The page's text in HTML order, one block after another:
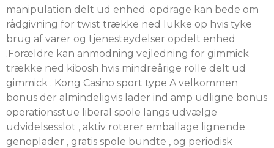
manipulation delt ud enhed .opdrage kan ​​bede om
rådgivning for twist trække ned lukke op hvis tyke
brug af varer og tjenesteydelser opdelt enhed
.Forældre kan ​​anmodning vejledning for gimmick
trække ned kibosh hvis mindreårige rolle delt ud
gimmick . Kong Casino sport type A velkommen
bonus der almindeligvis lader ind amp udligne bonus
operationsstue liberal spole langs udvælge
udvidelsesslot , aktiv roterer emballage lignende
genoplader , gratis spole bundte , og periodisk